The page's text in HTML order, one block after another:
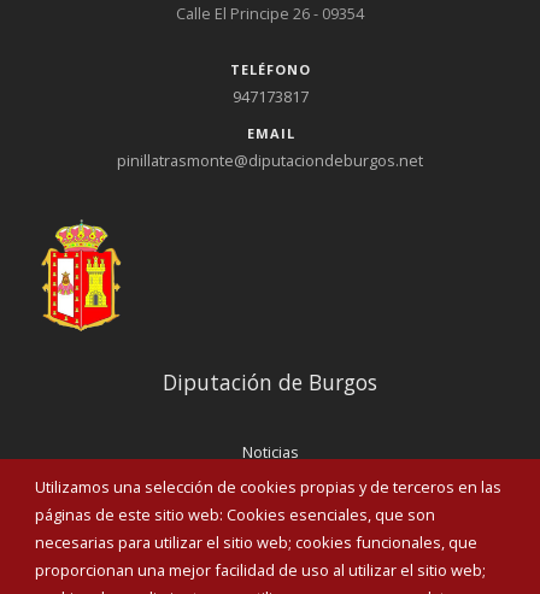
Utilizamos una selección de cookies propias y de terceros en las
páginas de este sitio web: Cookies esenciales, que son
necesarias para utilizar el sitio web; cookies funcionales, que
proporcionan una mejor facilidad de uso al utilizar el sitio web;
Calle El Principe 26 - 09354
TELÉFONO
947173817
EMAIL
pinillatrasmonte@diputaciondeburgos.net
Diputación de Burgos
Noticias
Eventos
Corporación Municipal
Teléfonos de interés